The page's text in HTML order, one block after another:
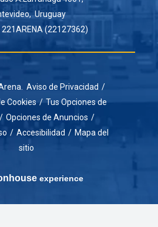
Uruguay
221ARENA (22127362)
Aviso de Privacidad /
Cookies / Tus Opciones de
/ Opciones de Anuncios /
/ Accesibilidad / Mapa del
sitio
houseexperience